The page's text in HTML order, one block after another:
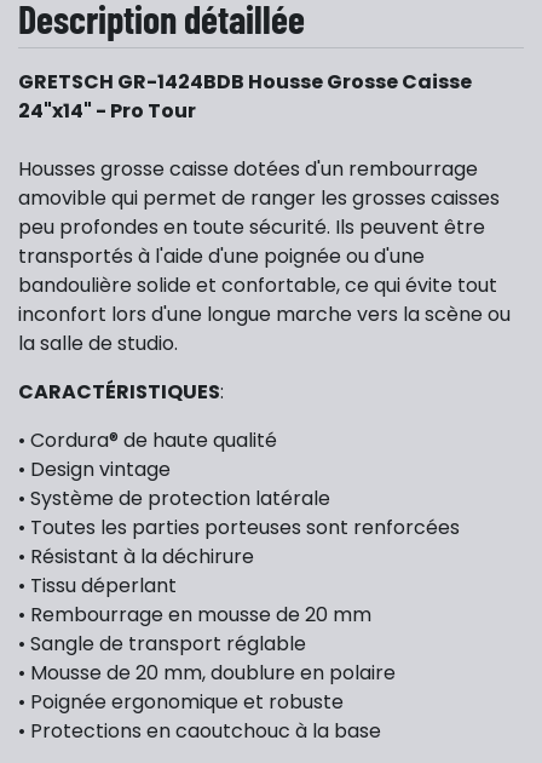
Description détaillée
GRETSCH GR-1424BDB Housse Grosse Caisse
24"x14" - Pro Tour
Housses grosse caisse dotées d'un rembourrage
amovible qui permet de ranger les grosses caisses
peu profondes en toute sécurité. Ils peuvent être
transportés à l'aide d'une poignée ou d'une
bandoulière solide et confortable, ce qui évite tout
inconfort lors d'une longue marche vers la scène ou
la salle de studio.
CARACTÉRISTIQUES:
• Cordura® de haute qualité
• Design vintage
• Système de protection latérale
• Toutes les parties porteuses sont renforcées
• Résistant à la déchirure
• Tissu déperlant
• Rembourrage en mousse de 20 mm
• Sangle de transport réglable
• Mousse de 20 mm, doublure en polaire
• Poignée ergonomique et robuste
• Protections en caoutchouc à la base